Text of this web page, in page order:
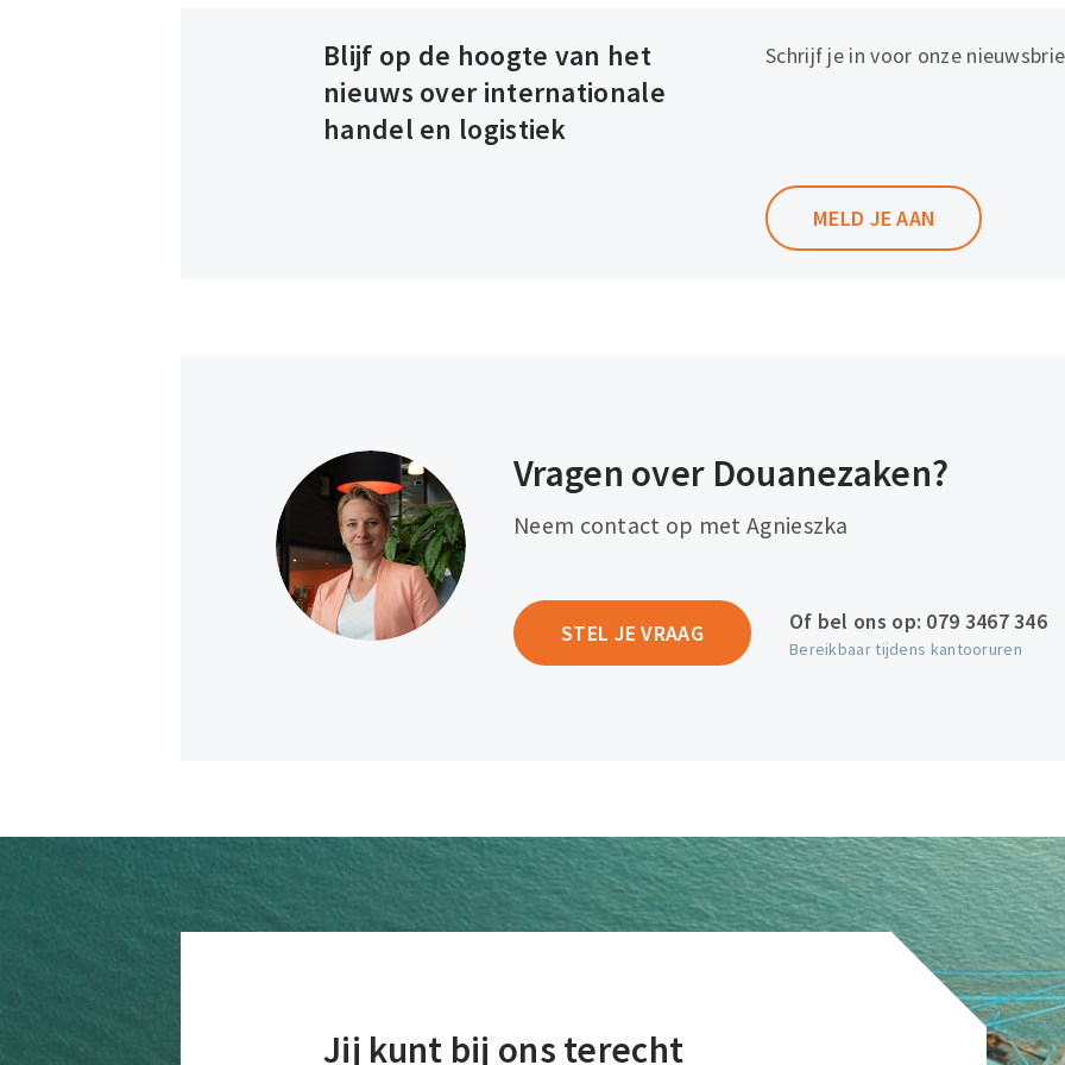
Blijf op de hoogte van het
nieuws over internationale
handel en logistiek
Schrijf je in voor onze
MELD JE AAN
Vragen over Douanezaken?
Neem contact op met Agnieszka
STEL JE VRAAG Of bel ons op: 079 3467 346
Bereikbaar tijdens kantooruren
Jij kunt bij ons terecht